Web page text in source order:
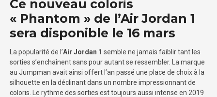
Ce nouveau coloris
« Phantom » de l’Air Jordan 1
sera disponible le 16 mars
La popularité de l’Air Jordan 1 semble ne jamais faiblir tant les
sorties s’enchaînent sans pour autant se ressembler. La marque
au Jumpman avait ainsi offert l’an passé une place de choix à la
silhouette en la déclinant dans un nombre impressionnant de
coloris. Le rythme des sorties est toujours aussi intense en 2019